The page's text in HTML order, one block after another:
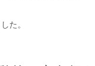
た。